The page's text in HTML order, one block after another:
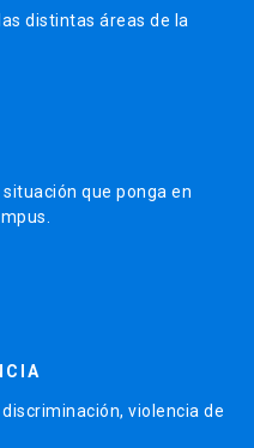
distintas áreas de la
que ponga en
violencia de